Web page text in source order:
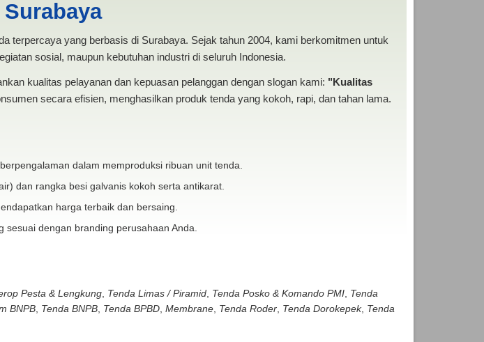
terpercaya yang berbasis di Surabaya. Sejak tahun 2004, kami berkomitmen untuk
sosial, maupun kebutuhan industri di seluruh Indonesia.
kualitas pelayanan dan kepuasan pelanggan dengan slogan kami: "Kualitas
secara efisien, menghasilkan produk tenda yang kokoh, rapi, dan tahan lama.
dalam memproduksi ribuan unit tenda.
dan rangka besi galvanis kokoh serta antikarat.
harga terbaik dan bersaing.
dengan branding perusahaan Anda.
Pesta & Lengkung, Tenda Limas / Piramid, Tenda Posko & Komando PMI, Tenda
BNPB, Tenda BNPB, Tenda BPBD, Membrane, Tenda Roder, Tenda Dorokepek, Tenda